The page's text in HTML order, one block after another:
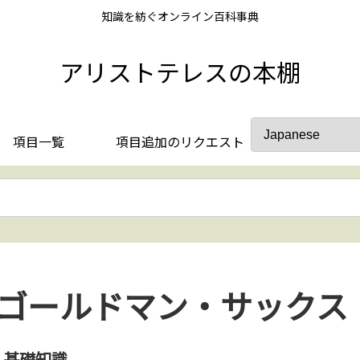
知識を紡ぐオンライン百科事典
アリストテレスの本棚
項目一覧 項目追加のリクエスト
ールドマン・サックス